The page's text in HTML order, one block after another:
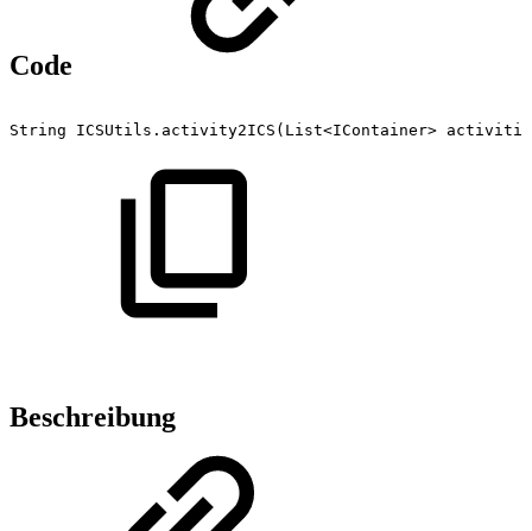
Code
String ICSUtils.activity2ICS(List<IContainer>
Beschreibung